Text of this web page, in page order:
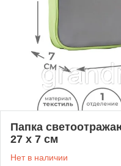
Папка
27 х 7 см
Нет в наличии